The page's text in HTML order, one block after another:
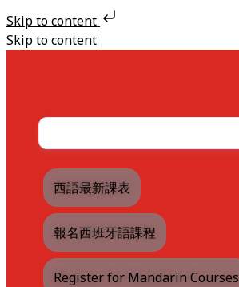
Skip to content
Skip to content
西語最新課表
報名西班牙語課程
Register for Mandarin Courses